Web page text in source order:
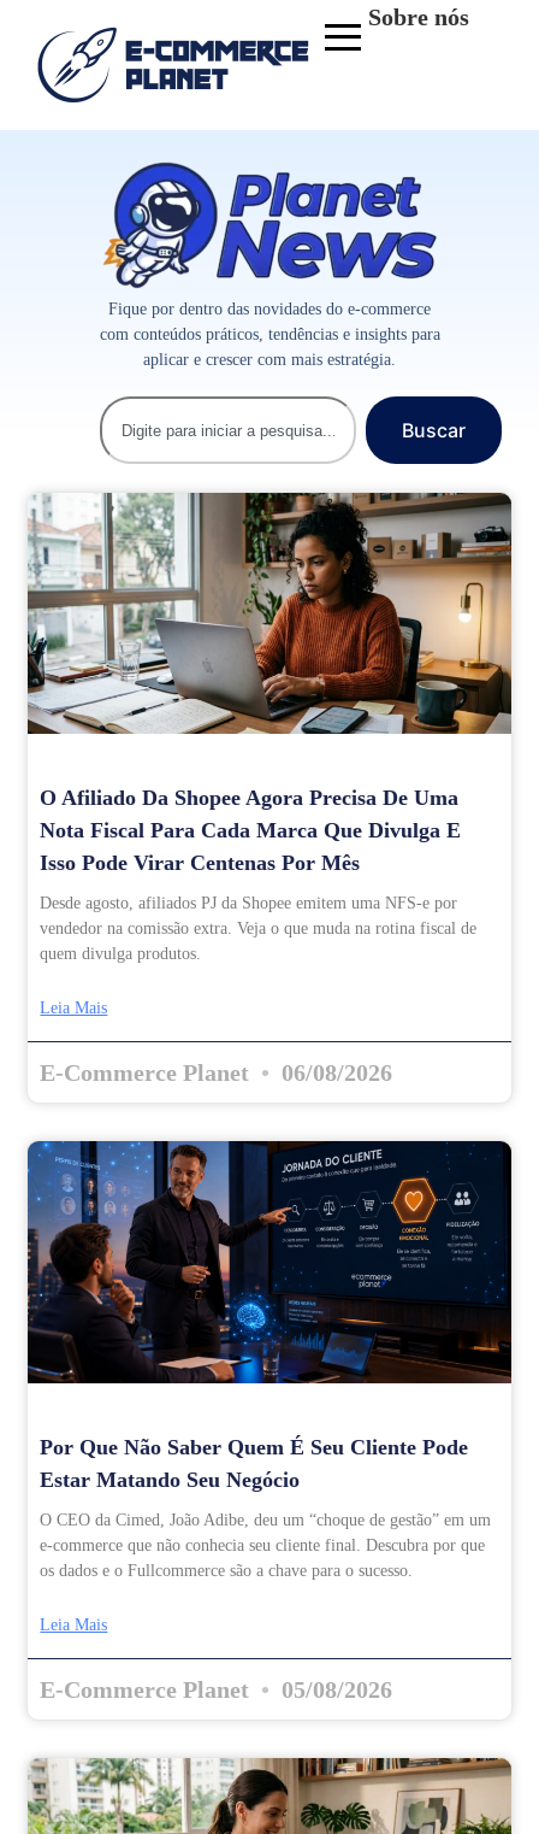
Sobre nós
Fique por dentro das novidades do e-commerce
com conteúdos práticos, tendências e insights para
aplicar e crescer com mais estratégia.
Buscar
O Afiliado Da Shopee Agora Precisa De Uma
Nota Fiscal Para Cada Marca Que Divulga E
Isso Pode Virar Centenas Por Mês
Desde agosto, afiliados PJ da Shopee emitem uma NFS-e por
vendedor na comissão extra. Veja o que muda na rotina fiscal de
quem divulga produtos.
Leia Mais
E-Commerce Planet 06/08/2026
Por Que Não Saber Quem É Seu Cliente Pode
Estar Matando Seu Negócio
O CEO da Cimed, João Adibe, deu um “choque de gestão” em um
e-commerce que não conhecia seu cliente final. Descubra por que
os dados e o Fullcommerce são a chave para o sucesso.
Leia Mais
E-Commerce Planet 05/08/2026